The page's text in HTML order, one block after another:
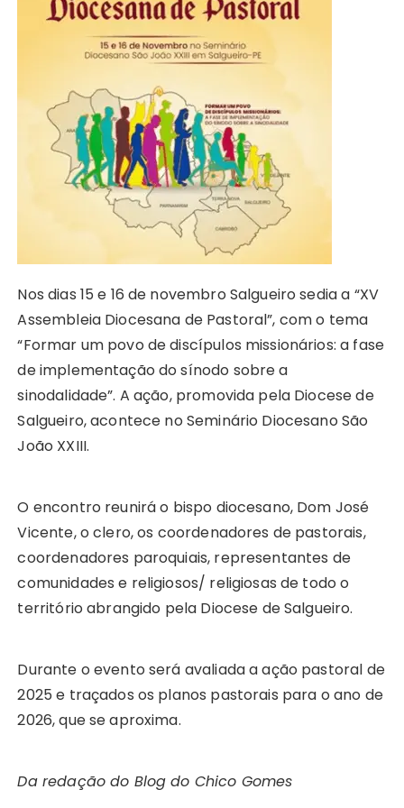
A
p
b
o
o
k
e
n
er
Li
n
k
st dI
n
r
Nos dias 15 e 16 de novembro Salgueiro sedia a “XV
Assembleia Diocesana de Pastoral”, com o tema
“Formar um povo de discípulos missionários: a fase
de implementação do sínodo sobre a
sinodalidade”. A ação, promovida pela Diocese de
Salgueiro, acontece no Seminário Diocesano São
João XXIII.
O encontro reunirá o bispo diocesano, Dom José
Vicente, o clero, os coordenadores de pastorais,
coordenadores paroquiais, representantes de
comunidades e religiosos/ religiosas de todo o
território abrangido pela Diocese de Salgueiro.
Durante o evento será avaliada a ação pastoral de
2025 e traçados os planos pastorais para o ano de
2026, que se aproxima.
Da redação do Blog do Chico Gomes